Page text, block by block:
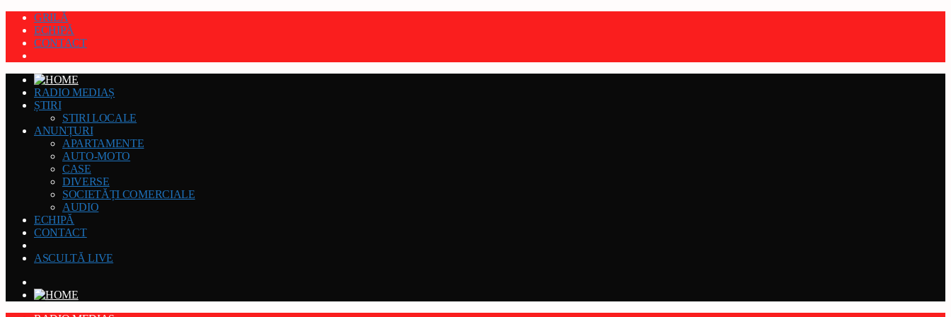
GRILĂ
ECHIPĂ
CONTACT
RADIO MEDIAȘ
ȘTIRI
STIRI LOCALE
ANUNȚURI
APARTAMENTE
AUTO-MOTO
CASE
DIVERSE
SOCIETĂȚI COMERCIALE
AUDIO
ECHIPĂ
CONTACT
ASCULTĂ LIVE